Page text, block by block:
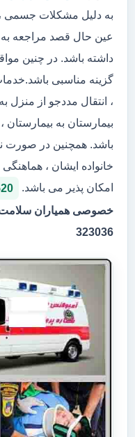
به دلیل مشکلات جسمی
عین حال قصد مراجعه به
داشته باشد. در چنین
گزینه مناسبی
، انتقال مددجو از منزل
بیمارستان به
باشد. همچنین در صورت
خانواده ایشان ، هماهنگی
امکان پذیر می باشد.
323036